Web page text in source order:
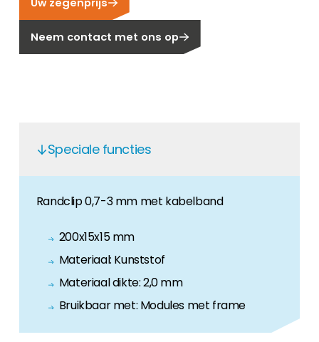
Carrière
Ben je op zoek naar een baan in de
hernieuwbare energiesector? Dan ben je hier
Neem contact met ons op
Speciale functies
Randclip 0,7-3 mm met kabelband
200x15x15 mm
Materiaal: Kunststof
Materiaal dikte: 2,0 mm
Bruikbaar met: Modules met frame